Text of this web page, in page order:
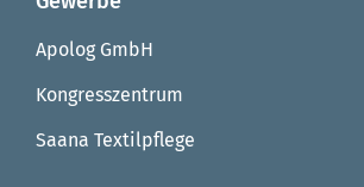
Apolog GmbH
Kongresszentrum
Saana Textilpflege